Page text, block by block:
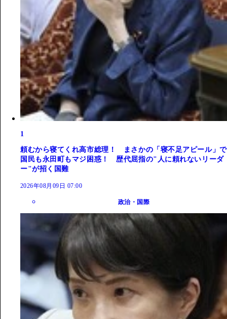
1
頼むから寝てくれ高市総理！ まさかの「寝不足アピール」で
国民も永田町もマジ困惑！ 歴代屈指の"人に頼れないリーダ
ー"が招く国難
2026年08月09日 07:00
政治・国際